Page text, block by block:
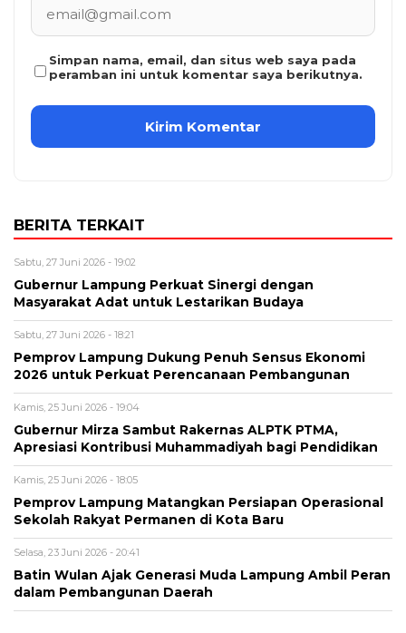
Simpan nama, email, dan situs web saya pada
peramban ini untuk komentar saya berikutnya.
BERITA TERKAIT
Sabtu, 27 Juni 2026 - 19:02
Gubernur Lampung Perkuat Sinergi dengan
Masyarakat Adat untuk Lestarikan Budaya
Sabtu, 27 Juni 2026 - 18:21
Pemprov Lampung Dukung Penuh Sensus Ekonomi
2026 untuk Perkuat Perencanaan Pembangunan
Kamis, 25 Juni 2026 - 19:04
Gubernur Mirza Sambut Rakernas ALPTK PTMA,
Apresiasi Kontribusi Muhammadiyah bagi Pendidikan
Kamis, 25 Juni 2026 - 18:05
Pemprov Lampung Matangkan Persiapan Operasional
Sekolah Rakyat Permanen di Kota Baru
Selasa, 23 Juni 2026 - 20:41
Batin Wulan Ajak Generasi Muda Lampung Ambil Peran
dalam Pembangunan Daerah